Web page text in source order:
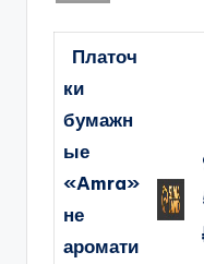
Платоч
ки
бумажн
ые
«Amra»
не
аромати